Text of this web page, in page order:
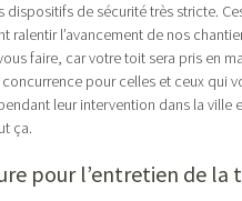
de sécurité très stricte.
l’avancement de nos
faire, car votre toit sera pris en
pour celles et ceux qui
leur intervention dans la ville
ça.
pour l’entretien de